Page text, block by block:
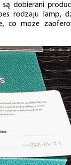
dobierani
rodzaju lamp,
co może